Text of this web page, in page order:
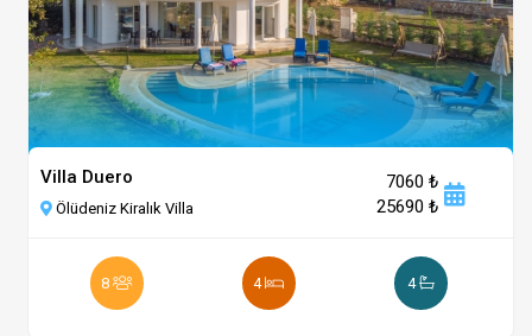
Villa Duero
Ölüdeniz Kiralık Villa
7060 ₺
25690 ₺
8 4 4